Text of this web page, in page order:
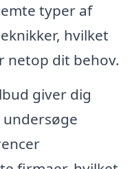
typer af
hvilket
netop dit behov.
giver dig